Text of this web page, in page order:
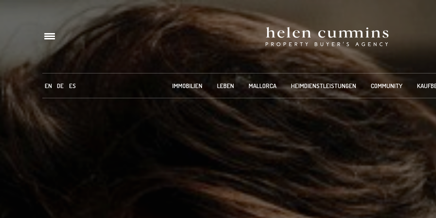
EN DE ES IMMOBILIEN LEBEN MALLORCA HEIMDIENSTLEISTUNGEN COMMUNITY